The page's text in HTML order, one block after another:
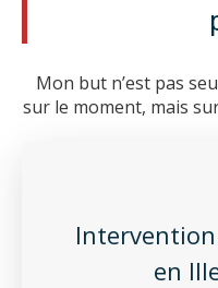
Mon but n’est pas
sur le moment, mais
en